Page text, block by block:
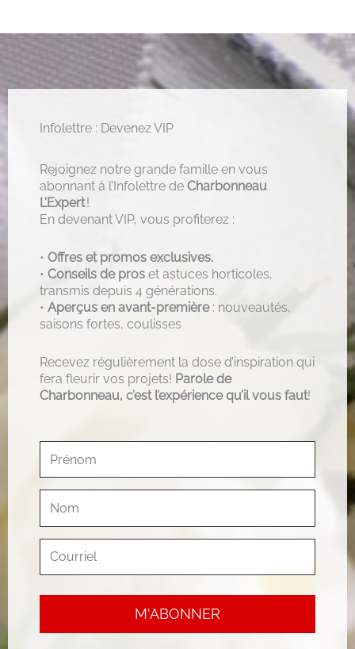
Infolettre : Devenez VIP
Rejoignez notre grande famille en vous
abonnant à l’Infolettre de Charbonneau
L’Expert!
En devenant VIP, vous profiterez :
• Offres et promos exclusives.
• Conseils de pros et astuces horticoles,
transmis depuis 4 générations.
• Aperçus en avant-première: nouveautés,
saisons fortes, coulisses
Recevez régulièrement la dose d’inspiration qui
fera fleurir vos projets! Parole de
Charbonneau, c’est l’expérience qu’il vous faut!